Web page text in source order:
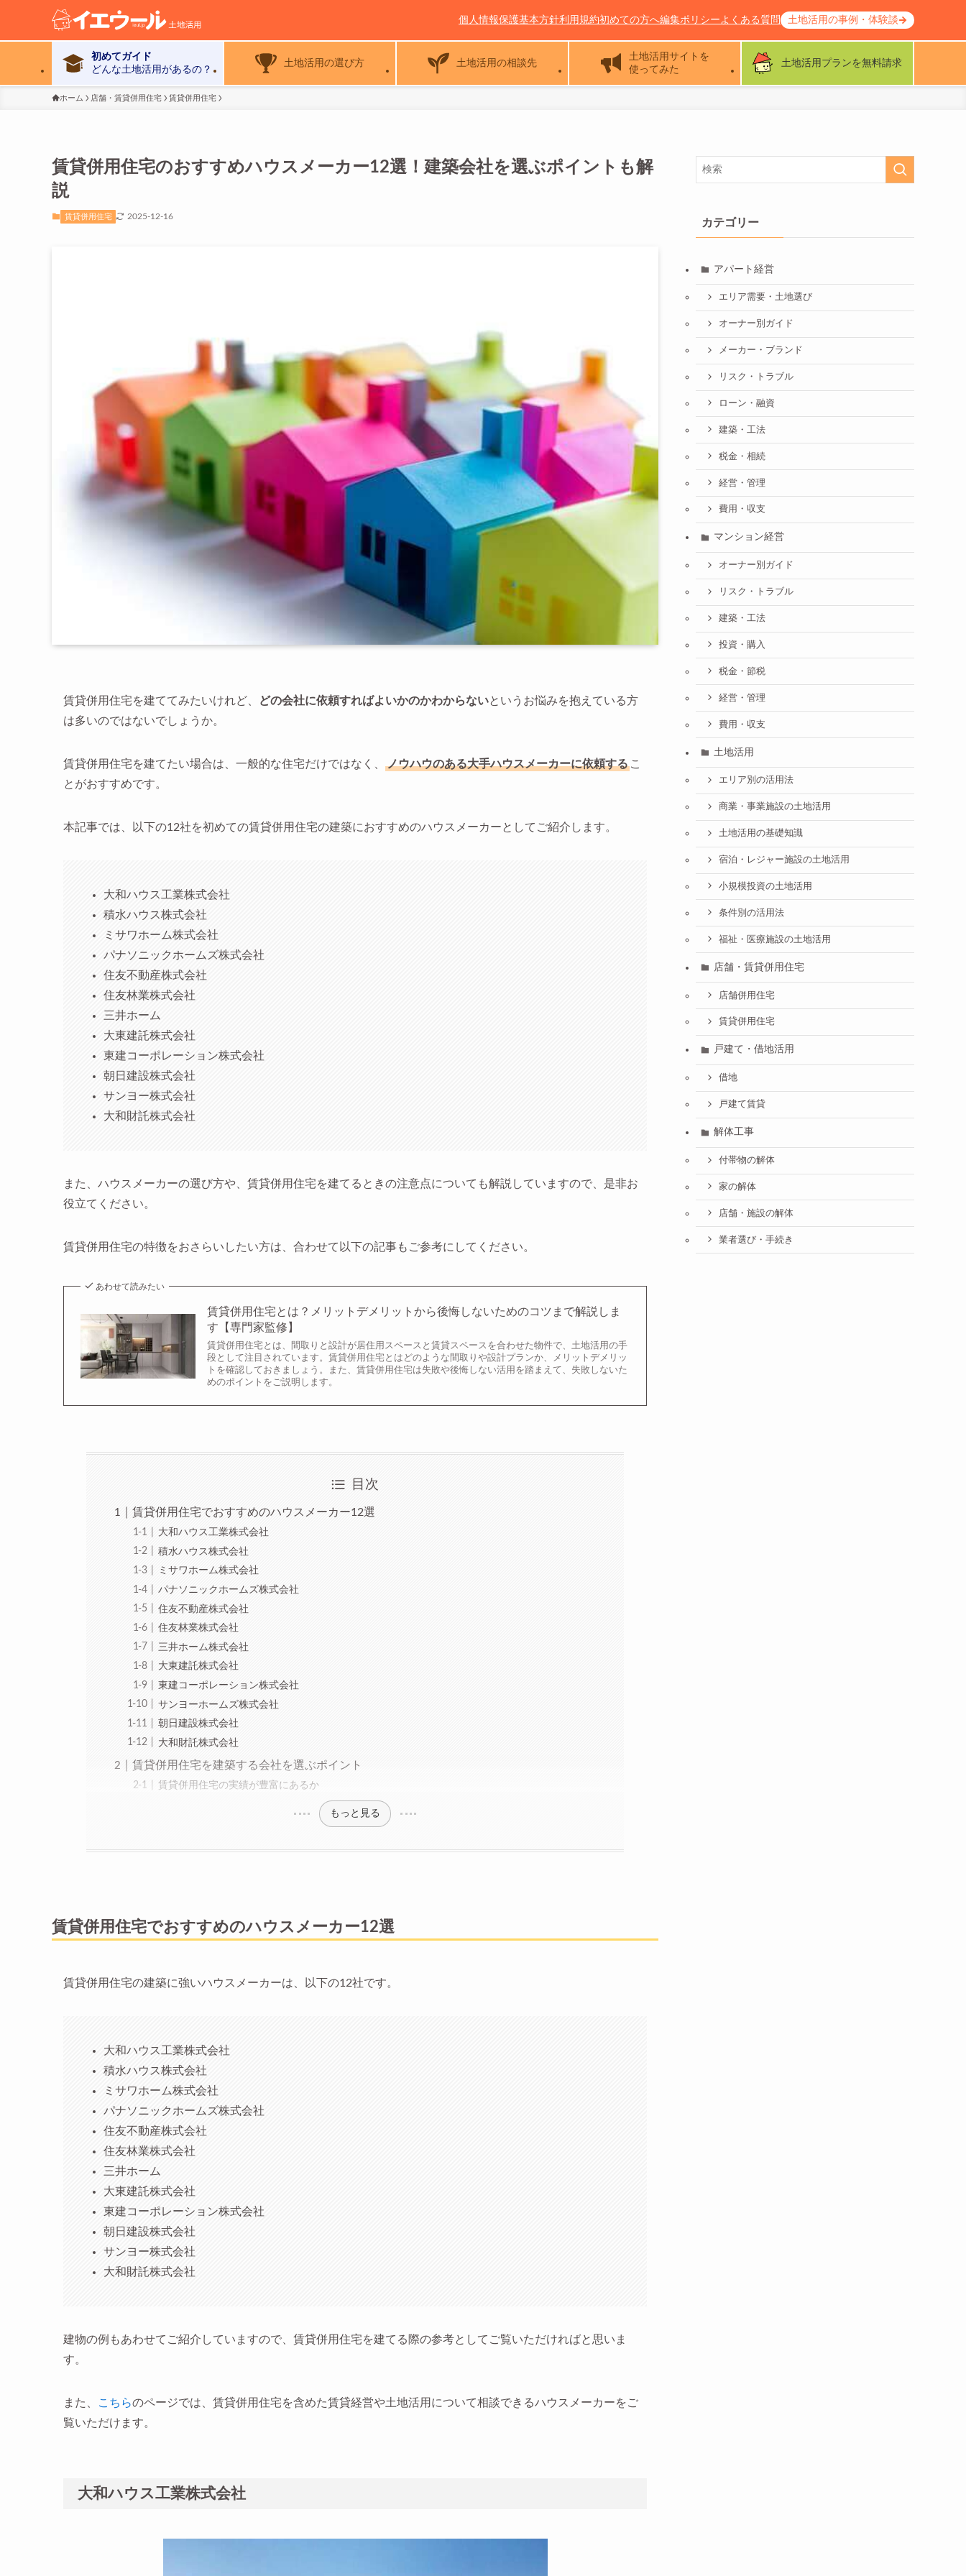
初めてガイド
どんな土地活用があるの？
土地活用の選び方 土地活用の相談先
土地活用サイトを
使ってみた
土地活用プランを無料請求
個人情報保護基本方針利用規約初めての方へ編集ポリシーよくある質問 土地活用の事例・体験談
ホーム 店舗・賃貸併用住宅 賃貸併用住宅
賃貸併用住宅のおすすめハウスメーカー12選！建築会社を選ぶポイントも解
説
賃貸併用住宅 2025-12-16
賃貸併用住宅を建ててみたいけれど、 どの会社に依頼すればよいかのかわからないというお悩みを抱えている方
は多いのではないでしょうか。
賃貸併用住宅を建てたい場合は、一般的な住宅だけではなく、 ノウハウのある大手ハウスメーカーに依頼する こ
とがおすすめです。
本記事では、以下の12社を初めての賃貸併用住宅の建築におすすめのハウスメーカーとしてご紹介します。
大和ハウス工業株式会社
積水ハウス株式会社
ミサワホーム株式会社
パナソニックホームズ株式会社
住友不動産株式会社
住友林業株式会社
三井ホーム
大東建託株式会社
東建コーポレーション株式会社
朝日建設株式会社
サンヨー株式会社
大和財託株式会社
また、ハウスメーカーの選び方や、賃貸併用住宅を建てるときの注意点についても解説していますので、是非お
役立てください。
賃貸併用住宅の特徴をおさらいしたい方は、合わせて以下の記事もご参考にしてください。
あわせて読みたい
賃貸併用住宅とは？メリットデメリットから後悔しないためのコツまで解説しま
す【専門家監修】
賃貸併用住宅とは、間取りと設計が居住用スペースと賃貸スペースを合わせた物件で、土地活用の手
段として注目されています。賃貸併用住宅とはどのような間取りや設計プランか、メリットデメリッ
トを確認しておきましょう。また、賃貸併用住宅は失敗や後悔しない活用を踏まえて、失敗しないた
めのポイントをご説明します。
目次
賃貸併用住宅でおすすめのハウスメーカー12選
大和ハウス工業株式会社
積水ハウス株式会社
ミサワホーム株式会社
パナソニックホームズ株式会社
住友不動産株式会社
住友林業株式会社
三井ホーム株式会社
大東建託株式会社
東建コーポレーション株式会社
サンヨーホームズ株式会社
朝日建設株式会社
大和財託株式会社
賃貸併用住宅を建築する会社を選ぶポイント
賃貸併用住宅の実績が豊富にあるか
もっと見る
賃貸併用住宅でおすすめのハウスメーカー12選
賃貸併用住宅の建築に強いハウスメーカーは、以下の12社です。
大和ハウス工業株式会社
積水ハウス株式会社
ミサワホーム株式会社
パナソニックホームズ株式会社
住友不動産株式会社
住友林業株式会社
三井ホーム
大東建託株式会社
東建コーポレーション株式会社
朝日建設株式会社
サンヨー株式会社
大和財託株式会社
建物の例もあわせてご紹介していますので、賃貸併用住宅を建てる際の参考としてご覧いただければと思いま
す。
また、 こちらのページでは、賃貸併用住宅を含めた賃貸経営や土地活用について相談できるハウスメーカーをご
覧いただけます。
大和ハウス工業株式会社
カテゴリー
アパート経営
エリア需要・土地選び
オーナー別ガイド
メーカー・ブランド
リスク・トラブル
ローン・融資
建築・工法
税金・相続
経営・管理
費用・収支
マンション経営
オーナー別ガイド
リスク・トラブル
建築・工法
投資・購入
税金・節税
経営・管理
費用・収支
土地活用
エリア別の活用法
商業・事業施設の土地活用
土地活用の基礎知識
宿泊・レジャー施設の土地活用
小規模投資の土地活用
条件別の活用法
福祉・医療施設の土地活用
店舗・賃貸併用住宅
店舗併用住宅
賃貸併用住宅
戸建て・借地活用
借地
戸建て賃貸
解体工事
付帯物の解体
家の解体
店舗・施設の解体
業者選び・手続き